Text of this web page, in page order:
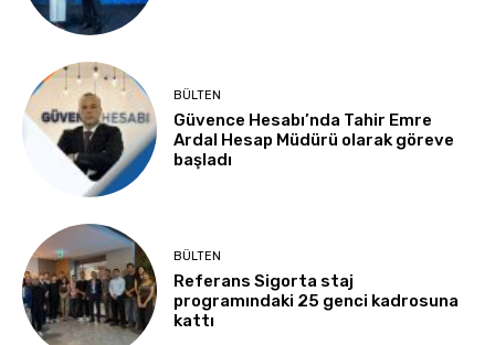
BÜLTEN
Güvence Hesabı’nda Tahir Emre
Ardal Hesap Müdürü olarak göreve
başladı
BÜLTEN
Referans Sigorta staj
programındaki 25 genci kadrosuna
kattı